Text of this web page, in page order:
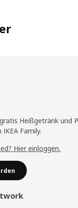
Heißgetränk und
Family.
Hier einloggen.